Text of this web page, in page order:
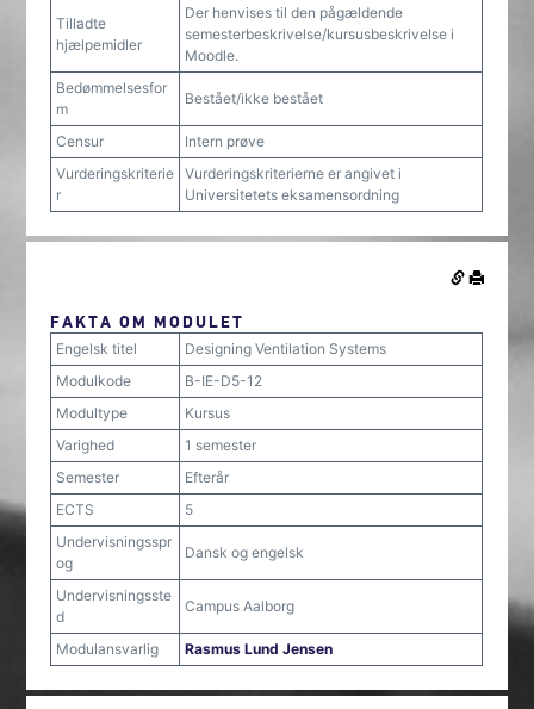
Tilladte
hjælpemidler
Der henvises til den pågældende
semesterbeskrivelse/kursusbeskrivelse i
Moodle.
Bedømmelsesfor
m
Bestået/ikke bestået
Censur
Intern prøve
Vurderingskriterie
r
Vurderingskriterierne er angivet i
Universitetets eksamensordning
FAKTA OM MODULET
Engelsk titel
Designing Ventilation Systems
Modulkode
B-IE-D5-12
Modultype
Kursus
Varighed
1 semester
Semester
Efterår
ECTS
5
Undervisningsspr
og
Dansk og engelsk
Undervisningsste
d
Campus Aalborg
Modulansvarlig Rasmus Lund Jensen